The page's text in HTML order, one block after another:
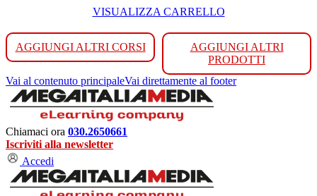
VISUALIZZA CARRELLO
AGGIUNGI ALTRI CORSI
AGGIUNGI ALTRI
PRODOTTI
Vai al contenuto principaleVai direttamente al footer
Chiamaci ora 030.2650661
Iscriviti alla newsletter
Accedi